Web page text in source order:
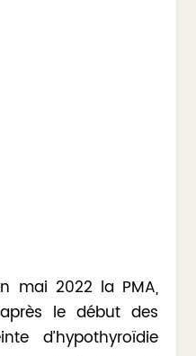
mai 2022 la PMA,
le début des
d’hypothyroïdie